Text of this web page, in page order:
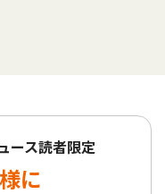
ース読者限定
に